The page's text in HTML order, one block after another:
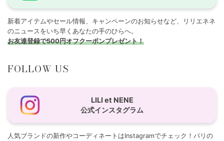
新着アイテムやセール情報、キャンペーンのお知らせなど、リリエネネ
のニュースをいち早くあなたの手のひらへ。
お友達登録で500円オフクーポンプレゼント！
FOLLOW US
LILI et NENE
公式インスタグラム
人気ブランドの新作やコーディネートはInstagramでチェック！パリの